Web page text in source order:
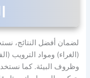
لضمان أفضل النتائج،
(الغراء) ومواد الترويب
وظروف البيئة. كما